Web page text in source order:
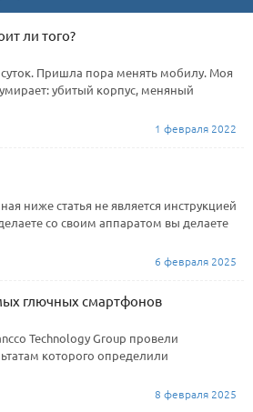
ли того?
Пришла пора менять мобилу. Моя
убитый корпус, меняный
1 февраля 2022
ниже статья не является инструкцией
со своим аппаратом вы делаете
6 февраля 2025
глючных смартфонов
Technology Group провели
которого определили
8 февраля 2025